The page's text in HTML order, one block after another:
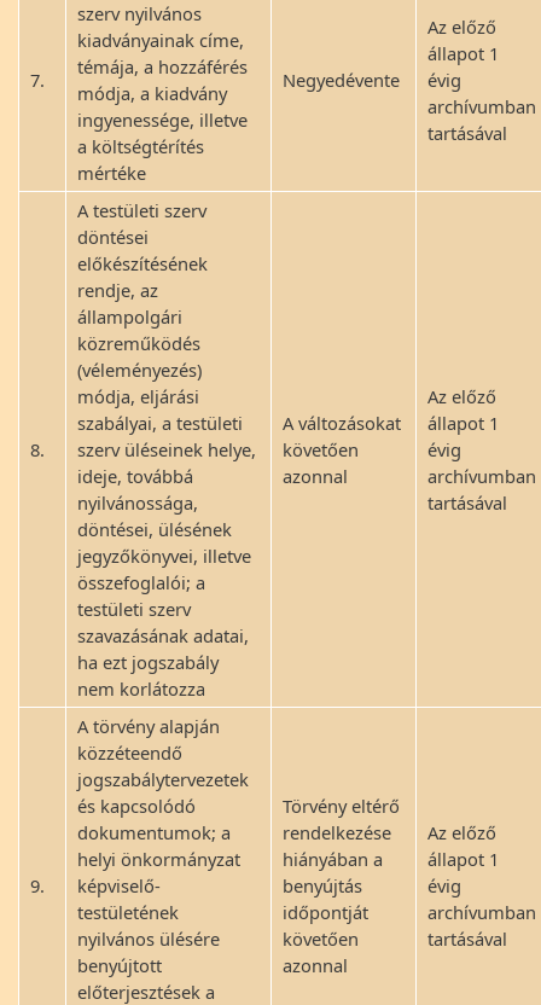
7.
szerv nyilvános
kiadványainak címe,
témája, a hozzáférés
módja, a kiadvány
ingyenessége, illetve
a költségtérítés
mértéke
Negyedévente
Az előző
állapot 1
évig
archívumban
tartásával
8.
A testületi szerv
döntései
előkészítésének
rendje, az
állampolgári
közreműködés
(véleményezés)
módja, eljárási
szabályai, a testületi
szerv üléseinek helye,
ideje, továbbá
nyilvánossága,
döntései, ülésének
jegyzőkönyvei, illetve
összefoglalói; a
testületi szerv
szavazásának adatai,
ha ezt jogszabály
nem korlátozza
A változásokat
követően
azonnal
Az előző
állapot 1
évig
archívumban
tartásával
9.
A törvény alapján
közzéteendő
jogszabálytervezetek
és kapcsolódó
dokumentumok; a
helyi önkormányzat
képviselő-
testületének
nyilvános ülésére
benyújtott
előterjesztések a
Törvény eltérő
rendelkezése
hiányában a
benyújtás
időpontját
követően
azonnal
Az előző
állapot 1
évig
archívumban
tartásával